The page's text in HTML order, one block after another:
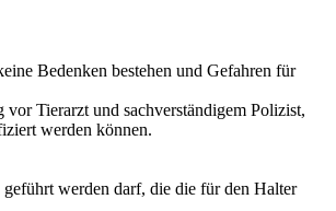
Bedenken bestehen und Gefahren für
Tierarzt und sachverständigem Polizist,
werden können.
werden darf, die die für den Halter